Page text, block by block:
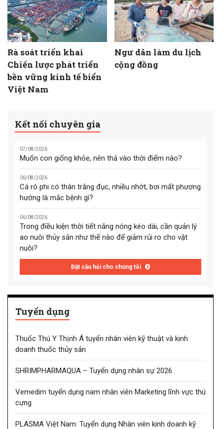
Rà soát triển khai
Chiến lược phát triển
bền vững kinh tế biển
Việt Nam
Ngư dân làm du lịch
cộng đồng
Kết nối chuyên gia
07/08/2026
Muốn con giống khỏe, nên thả vào thời điểm nào?
06/08/2026
Cá rô phi có thân trắng đục, nhiều nhớt, bơi mất phương
hướng là mắc bệnh gì?
06/08/2026
Trong điều kiện thời tiết nắng nóng kéo dài, cần quản lý
ao nuôi thủy sản như thế nào để giảm rủi ro cho vật
nuôi?
Đặt câu hỏi cho chúng tôi
Tuyển dụng
Thuốc Thú Y Thịnh Á tuyển nhân viên kỹ thuật và kinh
doanh thuốc thủy sản
SHRIMPHARMAQUA – Tuyển dụng nhân sự 2026
Vemedim tuyển dụng nam nhân viên Marketing lĩnh vực thú
cưng
PLASMA Việt Nam: Tuyển dụng Nhân viên kinh doanh kỹ